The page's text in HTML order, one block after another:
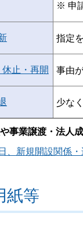
※ 申
指定
休止・再開 事由
少な
事業譲渡・法人
、新規開設関係
等